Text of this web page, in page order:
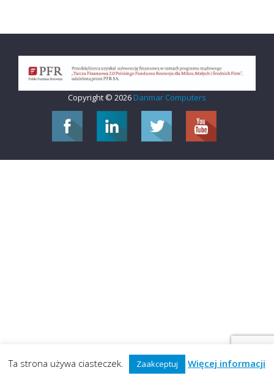
Copyright © 2026 Danmar Computers
Ta strona używa ciasteczek. Zaakceptuj Więcej informacji